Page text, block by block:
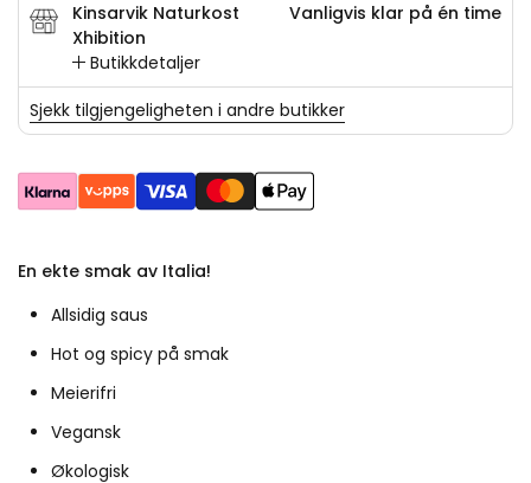
Kinsarvik Naturkost
Xhibition
Butikkdetaljer
Vanligvis klar på én time
Sjekk tilgjengeligheten i andre butikker
En ekte smak av Italia!
Allsidig saus
Hot og spicy på smak
Meierifri
Vegansk
Økologisk